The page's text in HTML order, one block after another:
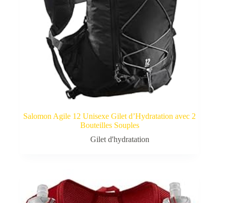
Salomon Agile 12 Unisexe Gilet d’Hydratation avec 2
Bouteilles Souples
Gilet d'hydratation